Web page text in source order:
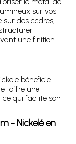
sur vos
des cadres,
une finition
bénéficie
et offre une
qui facilite son
- Nickelé en